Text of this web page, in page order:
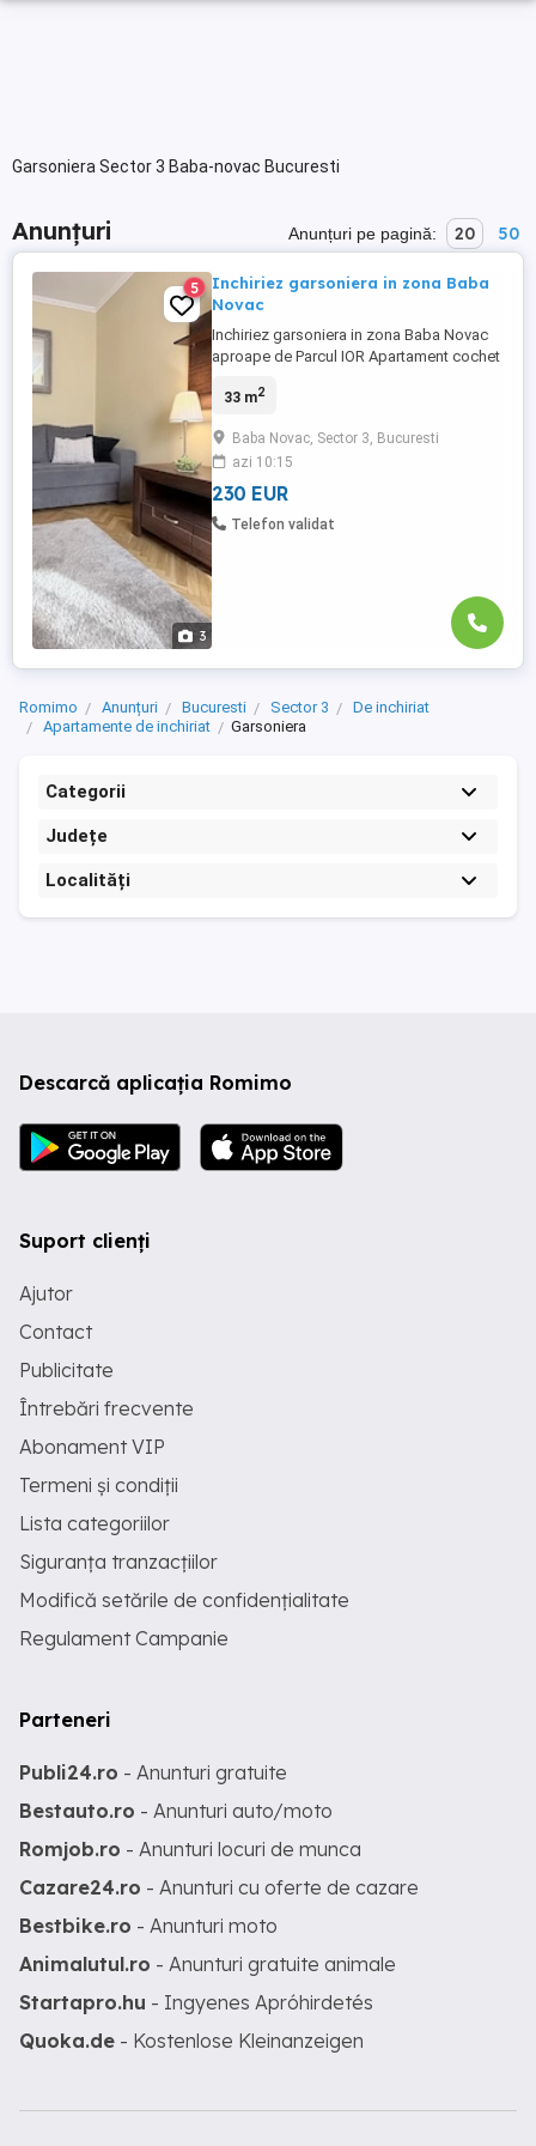
Garsoniera Sector 3 Baba-novac Bucuresti
Anunțuri Anunțuri pe pagină: 20 50
3
5
Inchiriez garsoniera in zona Baba
Novac
Inchiriez garsoniera in zona Baba Novac
aproape de Parcul IOR Apartament cochet
IOR și de bulevardul Baba Novac. Zonă
În apropiere sunt școli, magazine și
transport în comun. Se ajunge rapid la
metrou Dristor ...
33 m2
Baba Novac, Sector 3, Bucuresti
azi 10:15
230 EUR
Telefon validat
Romimo Anunțuri Bucuresti Sector 3
De inchiriat
Apartamente de inchiriat
Garsoniera
Categorii
Județe
Localități
Descarcă aplicația Romimo
Suport clienți
Ajutor
Contact
Publicitate
Întrebări frecvente
Abonament VIP
Termeni și condiții
Lista categoriilor
Siguranța tranzacțiilor
Modifică setările de confidențialitate
Regulament Campanie
Parteneri
Publi24.ro - Anunturi gratuite
Bestauto.ro - Anunturi auto/moto
Romjob.ro - Anunturi locuri de munca
Cazare24.ro - Anunturi cu oferte de cazare
Bestbike.ro - Anunturi moto
Animalutul.ro - Anunturi gratuite animale
Startapro.hu - Ingyenes Apróhirdetés
Quoka.de - Kostenlose Kleinanzeigen